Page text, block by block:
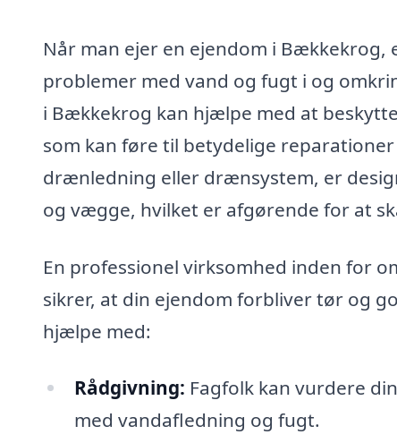
Når man ejer en ejendom i
problemer med vand og fugt i og
i Bækkekrog kan hjælpe med at
som kan føre til betydelige
drænledning eller drænsystem, er
og vægge, hvilket er afgørende for at
En professionel virksomhed inden for
sikrer, at din ejendom forbliver tør og
hjælpe med:
Rådgivning: Fagfolk kan vurdere
med vandafledning og fugt.